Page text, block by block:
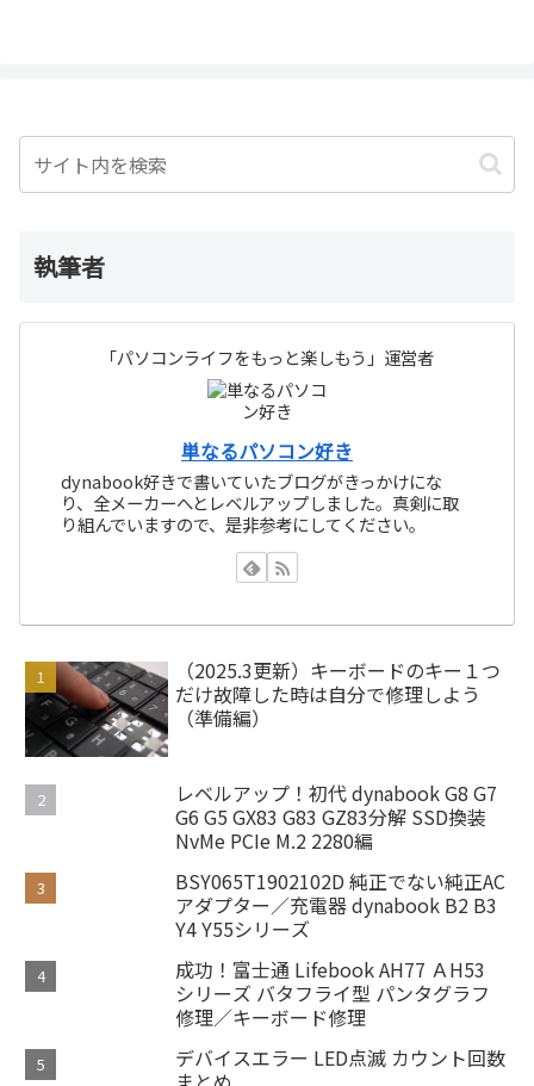
執筆者
「パソコンライフをもっと楽しもう」運営者
単なるパソコン好き
dynabook好きで書いていたブログがきっかけにな
り、全メーカーへとレベルアップしました。真剣に取
り組んでいますので、是非参考にしてください。
（2025.3更新）キーボードのキー１つ
だけ故障した時は自分で修理しよう
（準備編）
レベルアップ！初代 dynabook G8 G7
G6 G5 GX83 G83 GZ83分解 SSD換装
NvMe PCIe M.2 2280編
BSY065T1902102D 純正でない純正AC
アダプター／充電器 dynabook B2 B3
Y4 Y55シリーズ
成功！富士通 Lifebook AH77 ＡH53
シリーズ バタフライ型 パンタグラフ
修理／キーボード修理
デバイスエラー LED点滅 カウント回数